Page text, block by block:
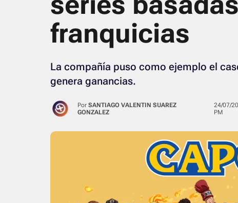
franquicias
La compañía puso como ejemplo el
genera ganancias.
PorSANTIAGO VALENTIN SUAREZ
GONZALEZ
24/07/2024 · 03:59
PM